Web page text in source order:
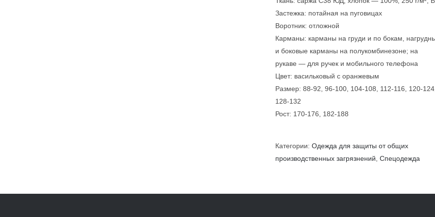
Застежка: потайная на пуговицах
Воротник: отложной
Карманы: карманы на груди и по бокам,
и боковые карманы на полукомбинезоне; на
рукаве — для ручек и мобильного телефона
Цвет: васильковый с оранжевым
Размер: 88-92, 96-100, 104-108, 112-116, 120-124,
128-132
Рост: 170-176, 182-188
Категории: Одежда для защиты от общих
производственных загрязнений Спецодежда